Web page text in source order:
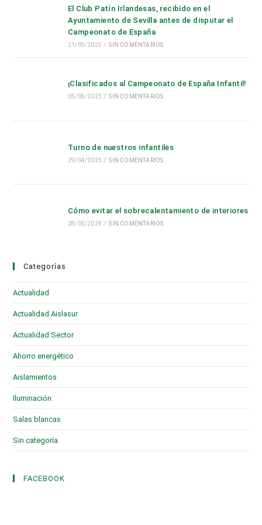
El Club Patín Irlandesas, recibido en el
Ayuntamiento de Sevilla antes de disputar el
Campeonato de España
21/05/2025 / SIN COMENTARIOS
¡Clasificados al Campeonato de España Infantil!
05/05/2025 / SIN COMENTARIOS
Turno de nuestros infantiles
29/04/2025 / SIN COMENTARIOS
Cómo evitar el sobrecalentamiento de interiores
28/05/2024 / SIN COMENTARIOS
Categorías
Actualidad
Actualidad Aislasur
Actualidad Sector
Ahorro energético
Aislamientos
Iluminación
Salas blancas
Sin categoría
FACEBOOK